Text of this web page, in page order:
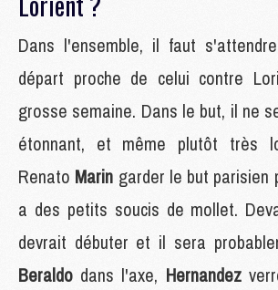
Dans l'ensemble, il faut
départ proche de celui contre
grosse semaine. Dans le but, il ne
étonnant, et même plutôt très
Renato Marin garder le but parisien
a des petits soucis de mollet.
devrait débuter et il sera
Beraldo dans l'axe, Hernandez